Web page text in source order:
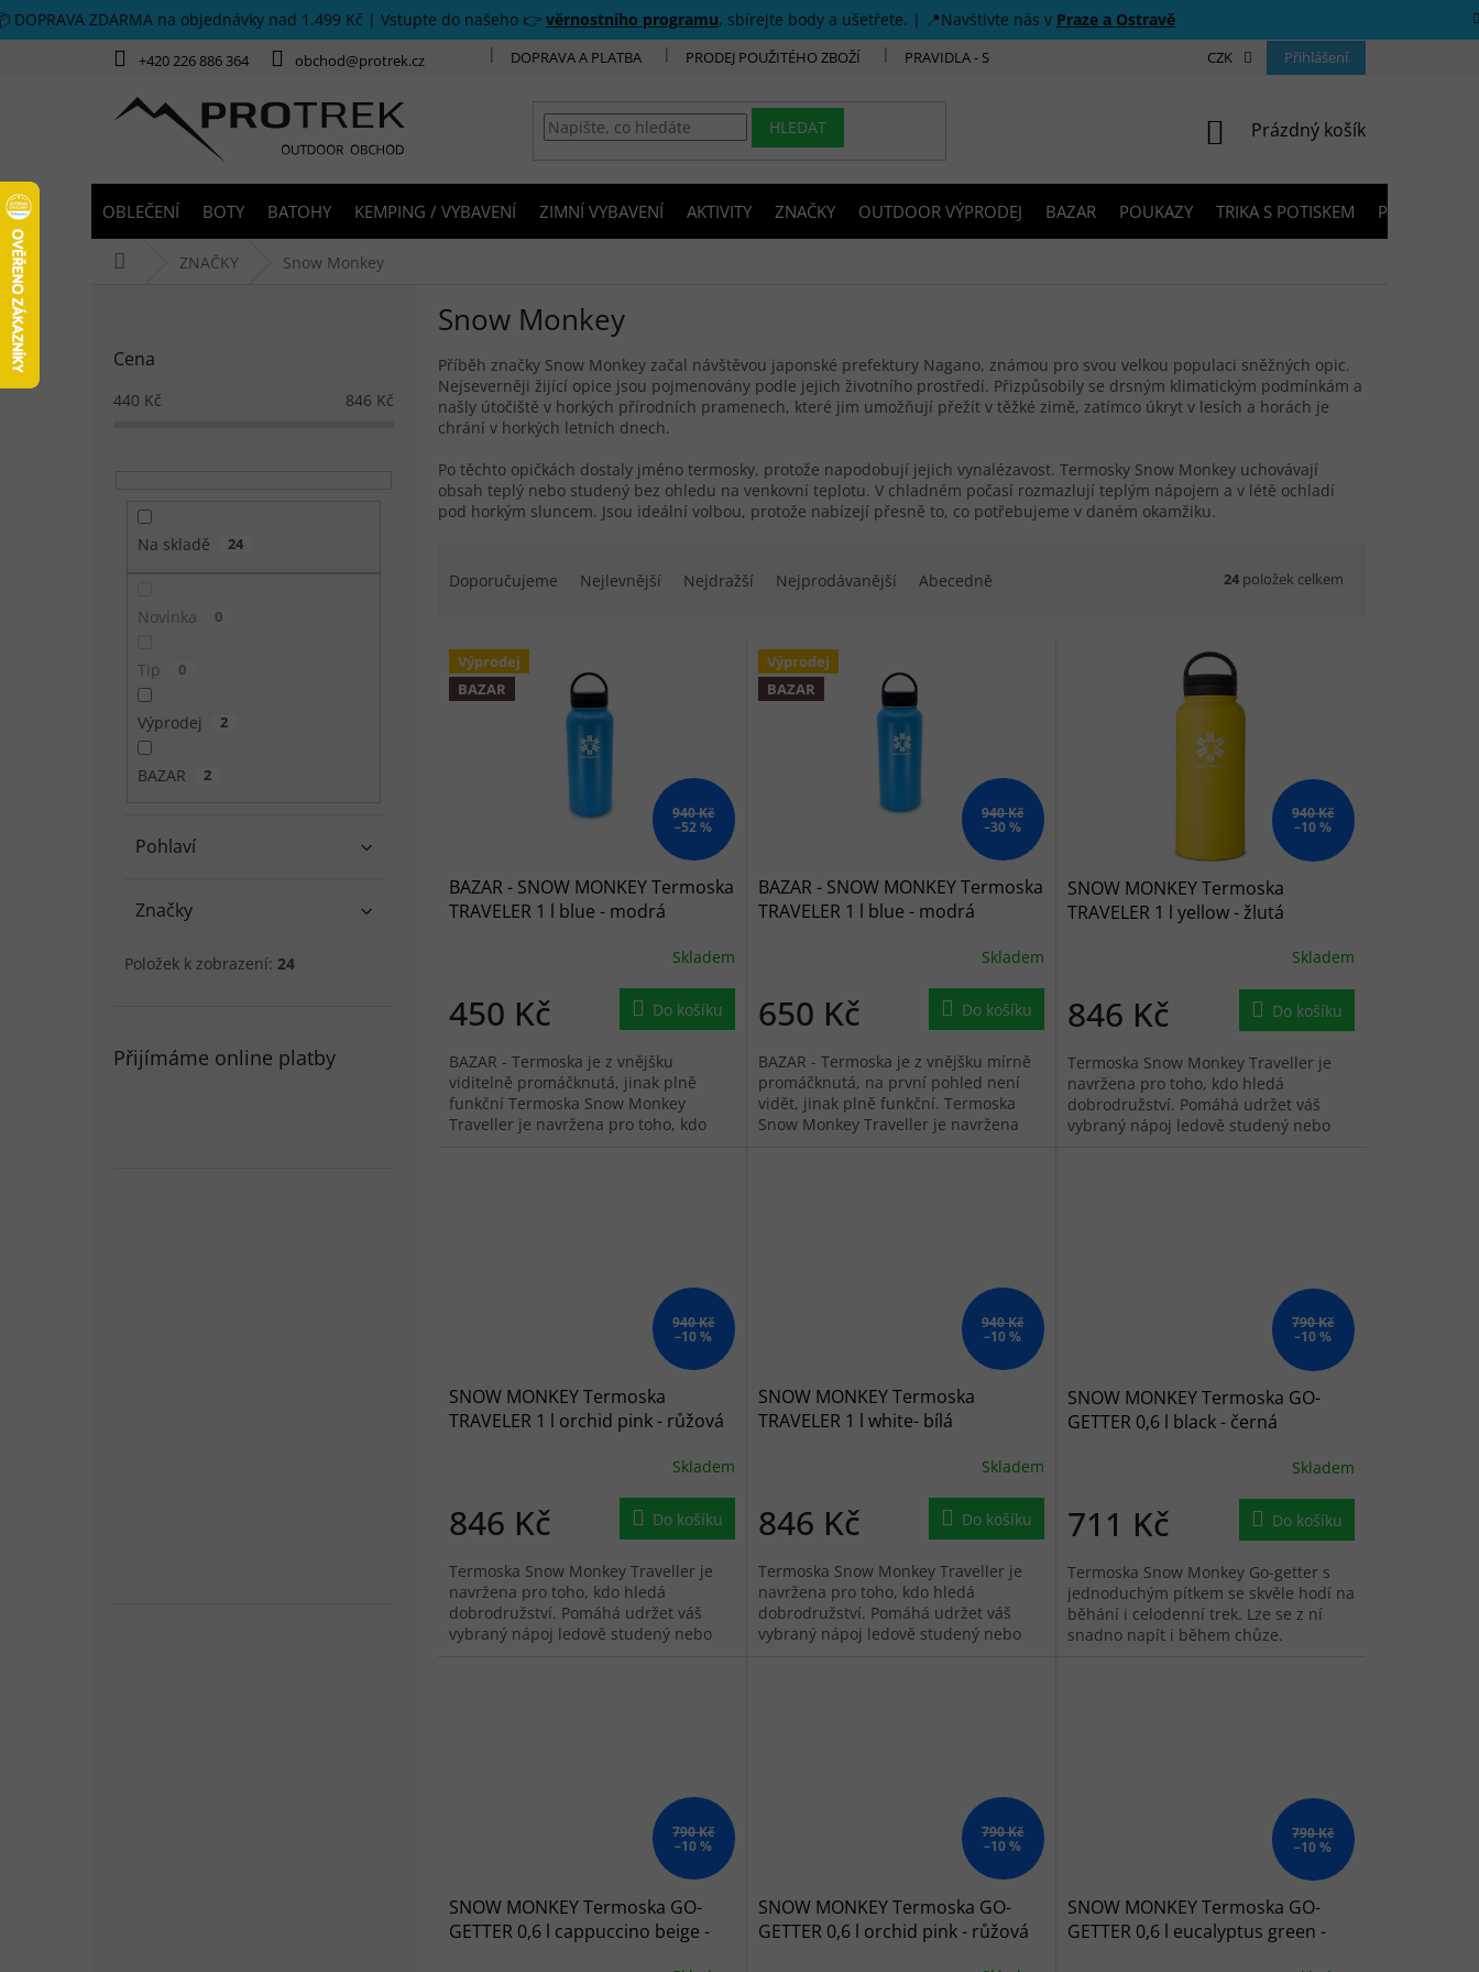
Přejít na obsah
DOPRAVA ZDARMA na objednávky nad 1.499 Kč | Vstupte do našeho 👉 věrnostního programu, sbírejte body a ušetřete. | 📍Navštivte nás v Praze a Ostravě
+420 226 886 364 obchod@protrek.cz DOPRAVA A PLATBA PRODEJ POUŽITÉHO ZBOŽÍ PRAVIDLA - SOUTĚŽE PRODEJNY KONTAKTY
CZK Přihlášení
HLEDAT NÁKUPNÍ KOŠÍK
Prázdný košík
OBLEČENÍ BOTY BATOHY KEMPING / VYBAVENÍ ZIMNÍ VYBAVENÍ AKTIVITY ZNAČKY OUTDOOR VÝPRODEJ BAZAR POUKAZY TRIKA S POTISKEM PŮJČOVNA
ZNAČKY Snow Monkey
Cena
440 Kč 846 Kč
Na skladě 24
Novinka 0
Tip 0
Výprodej 2
BAZAR 2
Značky
Pohlaví
Položek k zobrazení: 24
Přijímáme online platby
Snow Monkey
Příběh značky Snow Monkey začal návštěvou japonské prefektury Nagano, známou pro svou velkou populaci sněžných opic.
Nejseverněji žijící opice jsou pojmenovány podle jejich životního prostředí. Přizpůsobily se drsným klimatickým podmínkám a
našly útočiště v horkých přírodních pramenech, které jim umožňují přežít v těžké zimě, zatímco úkryt v lesích a horách je
chrání v horkých letních dnech.
Po těchto opičkách dostaly jméno termosky, protože napodobují jejich vynalézavost. Termosky Snow Monkey uchovávají
obsah teplý nebo studený bez ohledu na venkovní teplotu. V chladném počasí rozmazlují teplým nápojem a v létě ochladí
pod horkým sluncem. Jsou ideální volbou, protože nabízejí přesně to, co potřebujeme v daném okamžiku.
Doporučujeme Nejlevnější Nejdražší Nejprodávanější Abecedně 24 položek celkem
Výpis produktů
Výprodej
BAZAR
940 Kč
–52 %
BAZAR - SNOW MONKEY Termoska
TRAVELER 1 l blue - modrá
Skladem
450 Kč Do košíku
BAZAR - Termoska je z vnějšku
viditelně promáčknutá, jinak plně
funkční Termoska Snow Monkey
Traveller je navržena pro toho, kdo
Výprodej
BAZAR
940 Kč
–30 %
BAZAR - SNOW MONKEY Termoska
TRAVELER 1 l blue - modrá
Skladem
650 Kč Do košíku
BAZAR - Termoska je z vnějšku mírně
promáčknutá, na první pohled není
vidět, jinak plně funkční. Termoska
Snow Monkey Traveller je navržena
940 Kč
–10 %
SNOW MONKEY Termoska
TRAVELER 1 l yellow - žlutá
Skladem
846 Kč Do košíku
Termoska Snow Monkey Traveller je
navržena pro toho, kdo hledá
dobrodružství. Pomáhá udržet váš
vybraný nápoj ledově studený nebo
940 Kč
–10 %
SNOW MONKEY Termoska
TRAVELER 1 l orchid pink - růžová
Skladem
846 Kč Do košíku
Termoska Snow Monkey Traveller je
navržena pro toho, kdo hledá
dobrodružství. Pomáhá udržet váš
vybraný nápoj ledově studený nebo
940 Kč
–10 %
SNOW MONKEY Termoska
TRAVELER 1 l white- bílá
Skladem
846 Kč Do košíku
Termoska Snow Monkey Traveller je
navržena pro toho, kdo hledá
dobrodružství. Pomáhá udržet váš
vybraný nápoj ledově studený nebo
790 Kč
–10 %
SNOW MONKEY Termoska GO-
GETTER 0,6 l black - černá
Skladem
711 Kč Do košíku
Termoska Snow Monkey Go-getter s
jednoduchým pítkem se skvěle hodí na
běhání i celodenní trek. Lze se z ní
snadno napít i během chůze.
790 Kč
–10 %
SNOW MONKEY Termoska GO-
GETTER 0,6 l cappuccino beige -
790 Kč
–10 %
SNOW MONKEY Termoska GO-
GETTER 0,6 l orchid pink - růžová
790 Kč
–10 %
SNOW MONKEY Termoska GO-
GETTER 0,6 l eucalyptus green -